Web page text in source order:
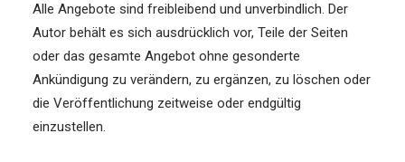
Alle Angebote sind freibleibend und unverbindlich. Der
Autor behält es sich ausdrücklich vor, Teile der Seiten
oder das gesamte Angebot ohne gesonderte
Ankündigung zu verändern, zu ergänzen, zu löschen oder
die Veröffentlichung zeitweise oder endgültig
einzustellen.